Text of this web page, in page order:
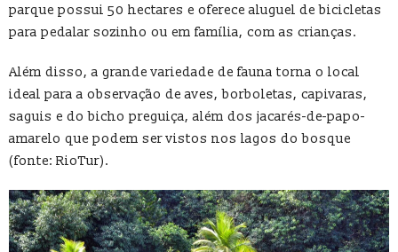
parque possui 50 hectares e oferece aluguel de bicicletas
para pedalar sozinho ou em família, com as crianças.
Além disso, a grande variedade de fauna torna o local
ideal para a observação de aves, borboletas, capivaras,
saguis e do bicho preguiça, além dos jacarés-de-papo-
amarelo que podem ser vistos nos lagos do bosque
(fonte: RioTur).